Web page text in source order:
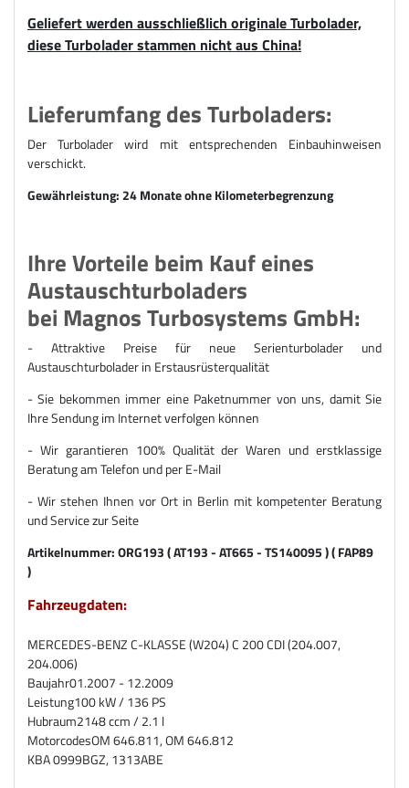
Geliefert werden ausschließlich originale Turbolader,
diese Turbolader stammen nicht aus China!
Lieferumfang des Turboladers:
Der Turbolader wird mit entsprechenden Einbauhinweisen
verschickt.
Gewährleistung: 24 Monate ohne Kilometerbegrenzung
Ihre Vorteile beim Kauf eines
Austauschturboladers
bei Magnos Turbosystems GmbH:
- Attraktive Preise für neue Serienturbolader und
Austauschturboladerin Erstausrüsterqualität
- Sie bekommen immer eine Paketnummer von uns, damit Sie
Ihre Sendung im Internet verfolgen können
- Wir garantieren 100% Qualität der Waren und erstklassige
Beratung am Telefon und per E-Mail
- Wir stehen Ihnen vor Ort in Berlin mit kompetenter Beratung
und Service zur Seite
Artikelnummer:ORG193 ( AT193 - AT665 - TS140095 ) ( FAP89
)
Fahrzeugdaten:
MERCEDES-BENZ C-KLASSE (W204) C 200 CDI (204.007,
204.006)
Baujahr01.2007 - 12.2009
Leistung100 kW / 136 PS
Hubraum2148 ccm / 2.1 l
MotorcodesOM 646.811, OM 646.812
KBA0999BGZ, 1313ABE